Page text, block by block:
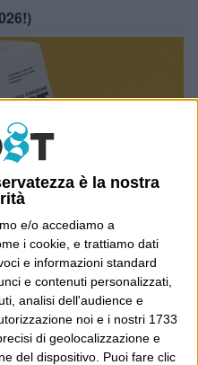
è la nostra
e/o accediamo a
i cookie, e trattiamo dati
e informazioni standard
e contenuti personalizzati,
analisi dell'audience e
noi e i nostri 1733
di geolocalizzazione e
del dispositivo. Puoi fare clic